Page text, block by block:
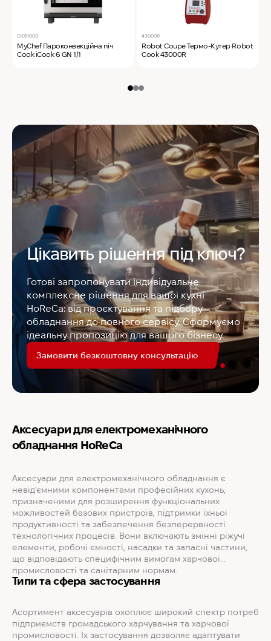
CIE6100D
MyChef Пароконвекційна піч
Cook iCook 6 GN 1/1
43000R
Robot Coupe Термо-Кутер Robot
Cook 43000R
Цікавить рішення під ключ?
Готові запропонувати індивідуальне
комплексне рішення для вашої кухні
HoReCa: від проєктування та підбору
обладнання до повного сервісу. Сформуємо
ідеальну пропозицію для вашого бізнесу.
Замовити безкоштовну консультацію
Аксесуари для електромеханічного
обладнання HoReCa
Аксесуари для електромеханічного обладнання є
невід'ємними компонентами професійних кухонь,
призначеними для розширення функціональних
можливостей базових пристроїв, підтримки їхньої
продуктивності та забезпечення безперервності
технологічних процесів. Вони включають змінні ріжучі
елементи, робочі ємності, насадки та запасні частини,
що відповідають специфічним вимогам харчової
промисловості та санітарним нормам.
Типи та сфера застосування
Асортимент аксесуарів охоплює широкий спектр потреб
підприємств громадського харчування та харчової
промисловості. Їх застосування дозволяє адаптувати